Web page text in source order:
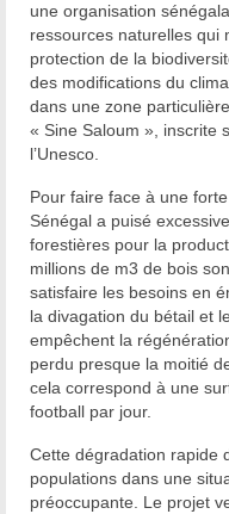
une organisation
ressources naturelles qui
protection de la
des modifications du
dans une zone
« Sine Saloum », inscrite
l’Unesco.
Pour faire face à une
Sénégal a puisé
forestières pour la
millions de m3 de bois
satisfaire les besoins en
la divagation du bétail et
empêchent la
perdu presque la moitié
cela correspond à une
football par jour.
Cette dégradation rapide
populations dans une
préoccupante. Le projet